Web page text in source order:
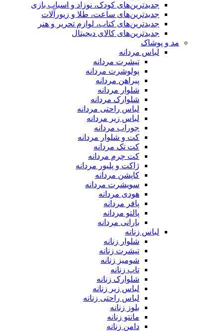
جدید‌ترین‌های کودک، نوزاد و اسباب بازی
جدید‌ترین‌های ساعت، طلا و زیورآلات
جدید‌ترین‌های کتاب، لوازم تحریر و هنر
جدید‌ترین‌های کالای دیجیتال
مد و پوشاک
لباس مردانه
تیشرت مردانه
پولوشرت مردانه
پیراهن مردانه
شلوار مردانه
شلوارک مردانه
لباس راحتی مردانه
لباس زیر مردانه
جوراب مردانه
کت و شلوار مردانه
کت تک مردانه
کت چرم مردانه
ژاکت و پلیور مردانه
کاپشن مردانه
سویشرت مردانه
هودی مردانه
پافر مردانه
پالتو مردانه
بارانی مردانه
لباس زنانه
شلوار زنانه
تیشرت زنانه
شومیز زنانه
تاپ زنانه
شلوارک زنانه
لباس زیر زنانه
لباس راحتی زنانه
بلوز زنانه
مانتو زنانه
دامن زنانه